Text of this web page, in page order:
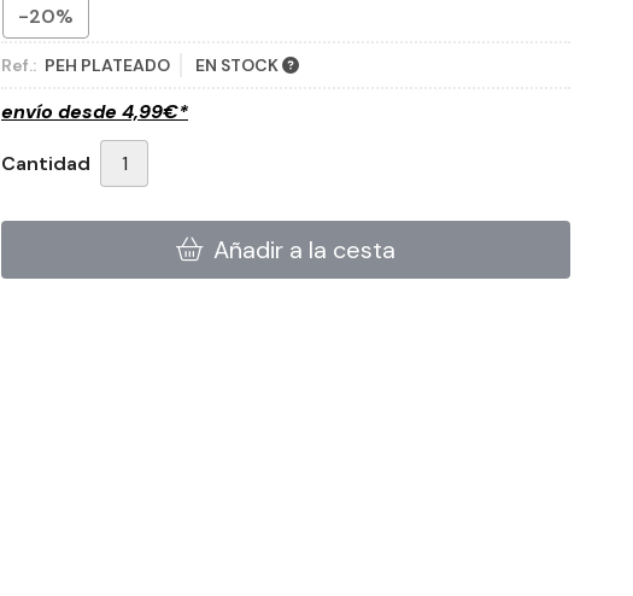
-20%
Ref.: PEH PLATEADO EN STOCK
envío desde 4,99€*
Cantidad
Añadir a la cesta